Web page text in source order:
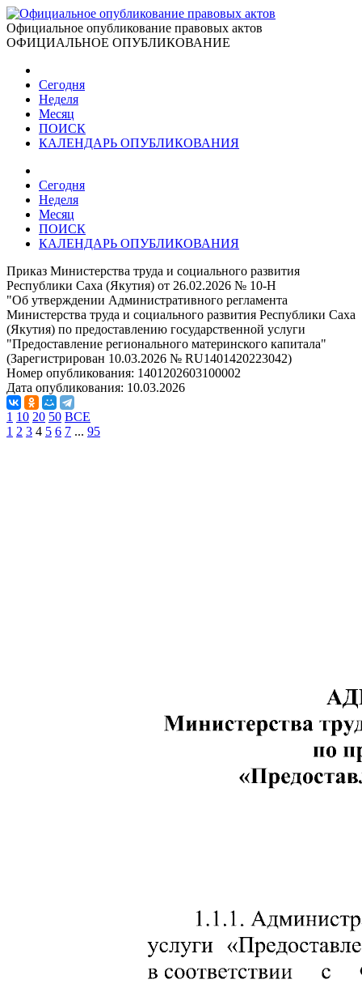
Официальное опубликование правовых актов
ОФИЦИАЛЬНОЕ ОПУБЛИКОВАНИЕ
Сегодня
Неделя
Месяц
ПОИСК
КАЛЕНДАРЬ ОПУБЛИКОВАНИЯ
Сегодня
Неделя
Месяц
ПОИСК
КАЛЕНДАРЬ ОПУБЛИКОВАНИЯ
Приказ Министерства труда и социального развития
Республики Саха (Якутия) от 26.02.2026 № 10-Н
"Об утверждении Административного регламента
Министерства труда и социального развития Республики Саха
(Якутия) по предоставлению государственной услуги
"Предоставление регионального материнского капитала"
(Зарегистрирован 10.03.2026 № RU1401420223042)
Номер опубликования: 1401202603100002
Дата опубликования: 10.03.2026
1 10 20 50 ВСЕ
1 2 3 4 5 6 7 ... 95